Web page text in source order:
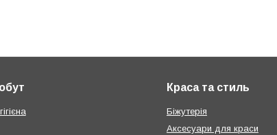
Краса та стиль
Біжутерія
Аксесуари для краси